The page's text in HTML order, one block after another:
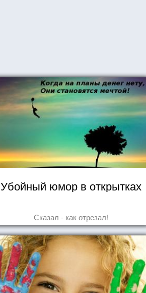
Убойный юмор в открытках
Сказал - как отрезал!